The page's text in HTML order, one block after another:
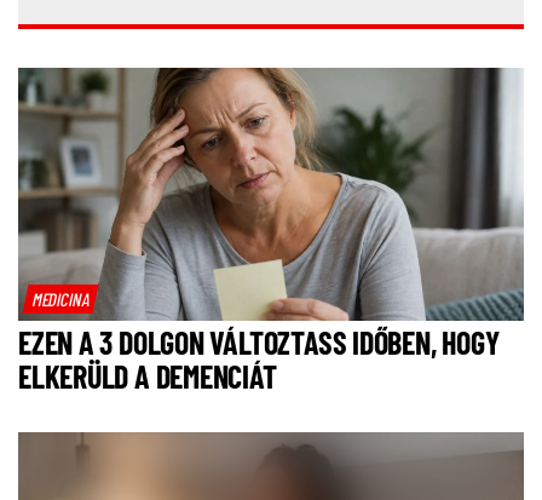
MEDICINA
EZEN A 3 DOLGON VÁLTOZTASS IDŐBEN, HOGY
ELKERÜLD A DEMENCIÁT